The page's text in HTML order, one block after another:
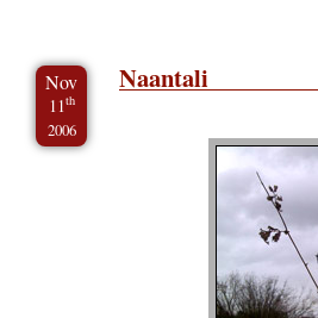
Nov
11th
2006
Naantali